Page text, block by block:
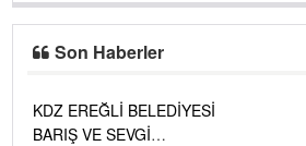
Son Haberler
KDZ EREĞLİ BELEDİYESİ
BARIŞ VE SEVGİ